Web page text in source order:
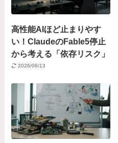
高性能AIほど止まりやす
い！ClaudeのFable5停止
から考える「依存リスク」
2026/06/13